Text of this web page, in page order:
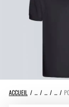
ACCUEIL